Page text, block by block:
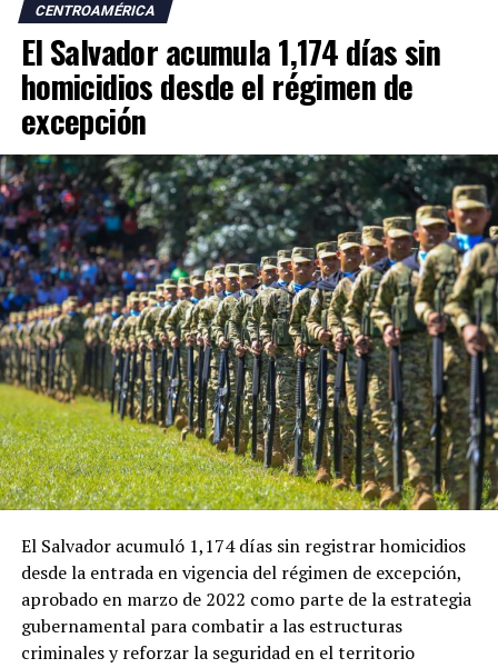
cancillería para dar continuidad a esos temas. Uno de los
acuerdos más importantes es la creación de una
comisión binacional Colombia-El Salvador», afirmó.
El vicepresidente salvadoreño explicó que el encuentro
con su homólogo colombiano, José Manuel Restrepo,
forma parte de un diálogo bilateral iniciado durante la
toma de posesión de la actual presidenta de Perú.
ADVERTISEMENT
En esa ocasión, la ministra de Economía de El Salvador,
María Luisa Hayem, representó al Gobierno salvadoreño
y sostuvo una reunión con Restrepo, en la que se
establecieron algunos acuerdos iniciales que ahora
Ulloa también destacó el papel que tendrá el embajador
de El Salvador en Colombia, Guillermo Rubio, en el
impulso de la nueva etapa de cooperación entre ambos
países.
CENTROAMÉRICA
El Salvador acumula 1,174 días sin
homicidios desde el régimen de
excepción
El Salvador acumuló 1,174 días sin registrar homicidios
desde la entrada en vigencia del régimen de excepción,
aprobado en marzo de 2022 como parte de la estrategia
gubernamental para combatir a las estructuras
criminales y reforzar la seguridad en el territorio